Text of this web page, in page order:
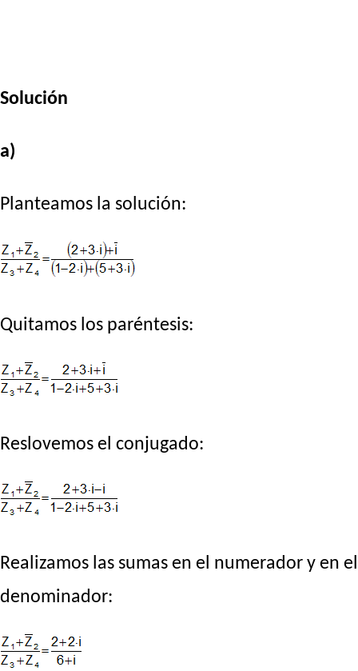
Solución
a)
Planteamos la solución:
Quitamos los paréntesis:
Reslovemos el conjugado:
Realizamos las sumas en el numerador y en el
denominador: